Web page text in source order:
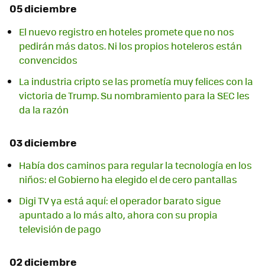
05 diciembre
El nuevo registro en hoteles promete que no nos
pedirán más datos. Ni los propios hoteleros están
convencidos
La industria cripto se las prometía muy felices con la
victoria de Trump. Su nombramiento para la SEC les
da la razón
03 diciembre
Había dos caminos para regular la tecnología en los
niños: el Gobierno ha elegido el de cero pantallas
Digi TV ya está aquí: el operador barato sigue
apuntado a lo más alto, ahora con su propia
televisión de pago
02 diciembre